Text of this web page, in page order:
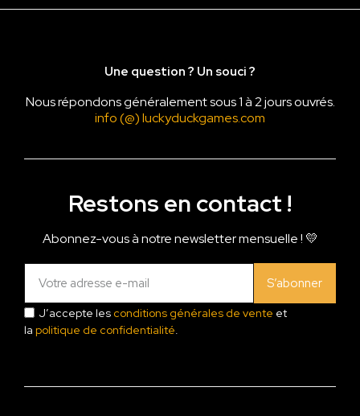
Une question ? Un souci ?
Nous répondons généralement sous 1 à 2 jours ouvrés.
info (@) luckyduckgames.com
Restons en contact !
Abonnez-vous à notre newsletter mensuelle ! 💛
S’abonner
J’accepte les conditions générales de vente et
la politique de confidentialité.